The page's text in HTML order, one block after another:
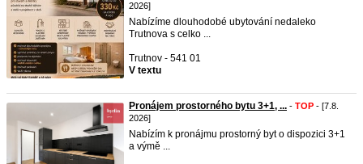
2026]
Nabízíme dlouhodobé ubytování nedaleko
Trutnova s celko ...
Trutnov - 541 01
V textu
Pronájem prostorného bytu 3+1, ... - TOP - [7.8.
2026]
Nabízím k pronájmu prostorný byt o dispozici 3+1
a výmě ...